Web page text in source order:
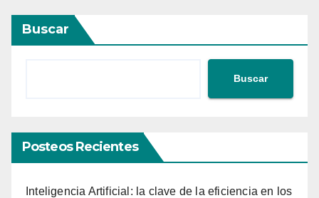
Buscar
Buscar
Posteos Recientes
Inteligencia Artificial: la clave de la eficiencia en los